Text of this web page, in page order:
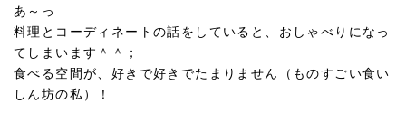
あ～っ
料理とコーディネートの話をしていると、おしゃべりになっ
てしまいます＾＾；
食べる空間が、好きで好きでたまりません（ものすごい食い
しん坊の私）！